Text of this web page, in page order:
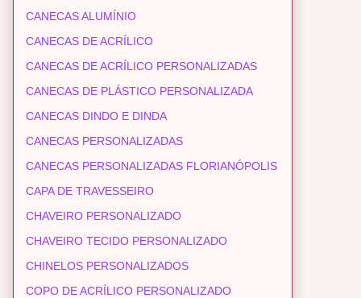
CANECAS ALUMÍNIO
CANECAS DE ACRÍLICO
CANECAS DE ACRÍLICO PERSONALIZADAS
CANECAS DE PLÁSTICO PERSONALIZADA
CANECAS DINDO E DINDA
CANECAS PERSONALIZADAS
CANECAS PERSONALIZADAS FLORIANÓPOLIS
CAPA DE TRAVESSEIRO
CHAVEIRO PERSONALIZADO
CHAVEIRO TECIDO PERSONALIZADO
CHINELOS PERSONALIZADOS
COPO DE ACRÍLICO PERSONALIZADO